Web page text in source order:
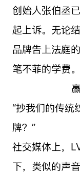
创始人张伯丞
起上诉。无论
品牌告上法庭
笔不菲的学费。
“抄我们的传统
牌？”
社交媒体上，
下，类似的声